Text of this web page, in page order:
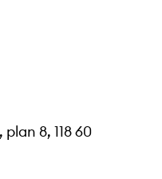
8, 118 60